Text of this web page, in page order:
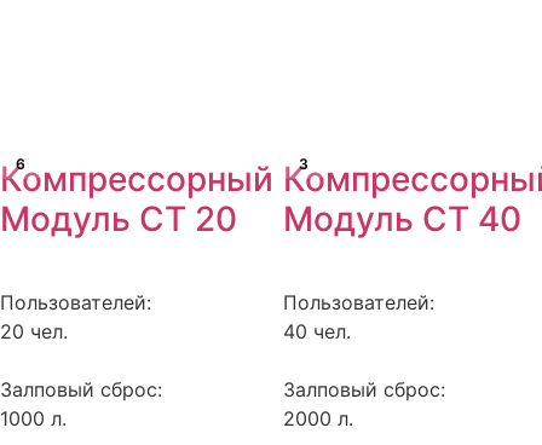
6
Компрессорный
Модуль СТ 20
Пользователей:
20 чел.
Залповый сброс:
1000 л.
3
Модуль СТ 40
Пользователей:
40 чел.
Залповый сброс:
2000 л.